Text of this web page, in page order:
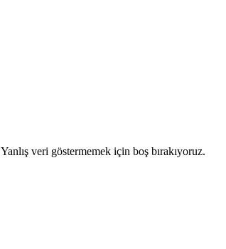
veri göstermemek için boş bırakıyoruz.